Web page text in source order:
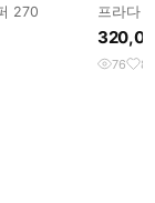
270
프라다
vintage
76 8